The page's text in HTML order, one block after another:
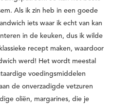
Als ik zin heb in een goede
iets waar ik echt van kan
in de keuken, dus ik wilde
recept maken, waardoor
werd! Het wordt meestal
voedingsmiddelen
de onverzadigde vetzuren
oliën, margarines, die je